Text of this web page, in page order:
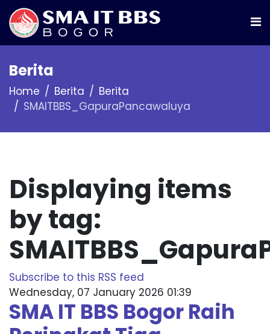
Berita
Home Berita
Berita
SMAITBBS_GapuraPancawaluya
Displaying items
by tag:
Subscribe to this RSS feed
Wednesday, 07 January 2026 01:39
SMA IT BBS Bogor Raih